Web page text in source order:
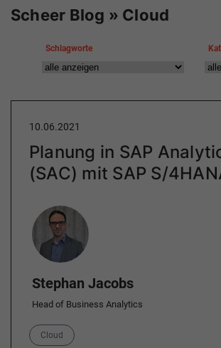
Scheer Blog » Cloud
Schlagworte
10.06.2021
Planung in SAP
(SAC) mit SAP S/
Author
Stephan Jacobs
Head of Business Analytics
Category
Cloud